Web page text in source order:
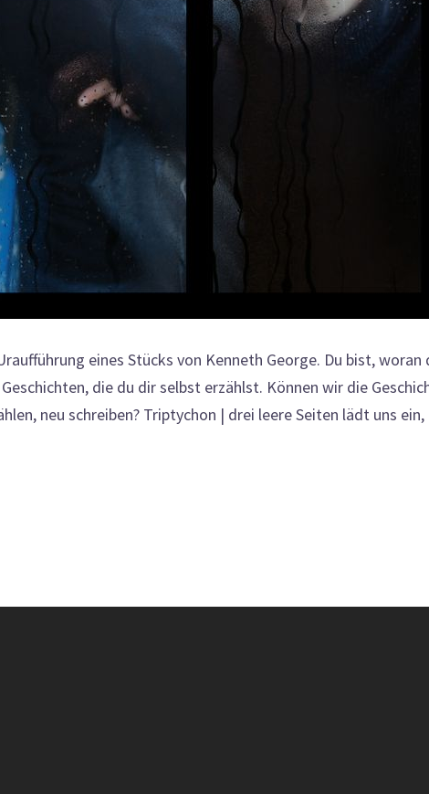
eines Stücks von Kenneth George. Du bist, woran
die du dir selbst erzählst. Können wir die
neu schreiben? Triptychon | drei leere Seiten lädt uns ein,